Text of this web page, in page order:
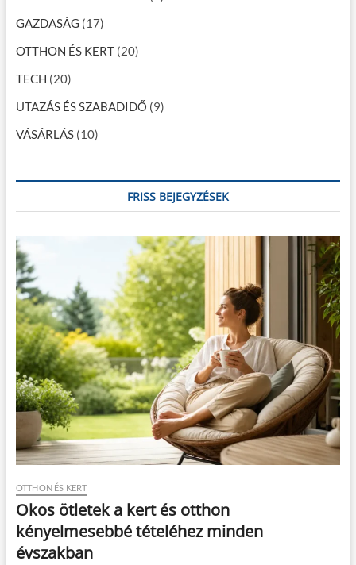
GAZDASÁG (17)
OTTHON ÉS KERT(20)
TECH (20)
UTAZÁS ÉS SZABADIDŐ (9)
VÁSÁRLÁS(10)
FRISS BEJEGYZÉSEK
OTTHON ÉS KERT
Okos ötletek a kert és otthon
kényelmesebbé tételéhez minden
évszakban